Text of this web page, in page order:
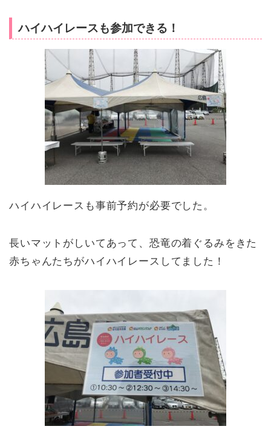
ハイハイレースも参加できる！
ハイハイレースも事前予約が必要でした。
長いマットがしいてあって、恐竜の着ぐるみをきた
赤ちゃんたちがハイハイレースしてました！